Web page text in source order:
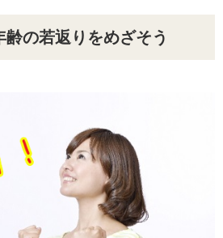
の若返りをめざそう